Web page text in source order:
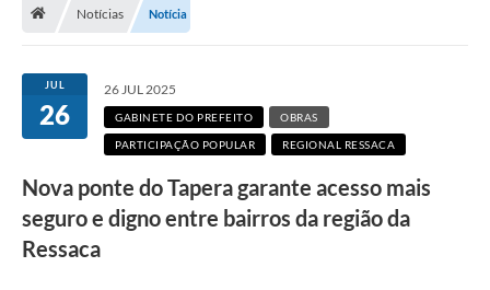
Notícias Notícia
JUL
26
26 JUL 2025
GABINETE DO PREFEITO OBRAS
PARTICIPAÇÃO POPULAR REGIONAL RESSACA
Nova ponte do Tapera garante acesso mais
seguro e digno entre bairros da região da
Ressaca
b
i
S
i
l